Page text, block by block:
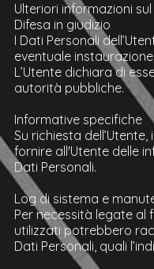
Ulteriori informazioni
Difesa in giudizio
I Dati Personali
eventuale
L’Utente dichiara di
autorità pubbliche.
Informative specifiche
Su richiesta
fornire all'Utente delle
Dati Personali.
Log di sistema e
Per necessità legate al
utilizzati potrebbero
Dati Personali, quali